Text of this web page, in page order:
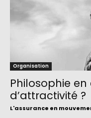
Organisation
Philosophie
d’attractivité ?
L'assurance en